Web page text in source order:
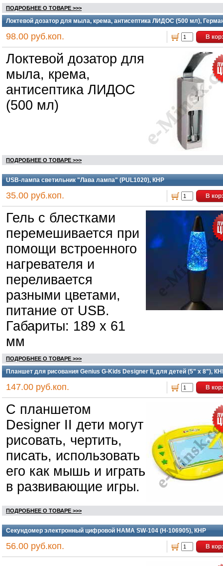
ПОДРОБНЕЕ О ТОВАРЕ >>>
Локтевой дозатор для мыла, крема, антисептика ЛИДОС (500 мл),
98.00 руб.коп. В
Локтевой дозатор для
мыла, крема,
антисептика ЛИДОС
(500 мл)
ПОДРОБНЕЕ О ТОВАРЕ >>>
USB-лампа светильник "Лава лампа" (PUL1020), КНР
35.00 руб.коп. В
Гель с блестками
перемешивается при
помощи встроенного
нагревателя и
переливается
разными цветами,
питание от USB.
Габариты: 189 х 61
мм
ПОДРОБНЕЕ О ТОВАРЕ >>>
Планшет для рисования Genius G-Kids Designer II, для детей (5" x 8"),
147.00 руб.коп. В
С планшетом
Designer II дети могут
рисовать, чертить,
писать, использовать
его как мышь и играть
в развивающие игры.
ПОДРОБНЕЕ О ТОВАРЕ >>>
Секундомер электронный цифровой HAMA SW-104 (H-106905), КНР
56.00 руб.коп. В